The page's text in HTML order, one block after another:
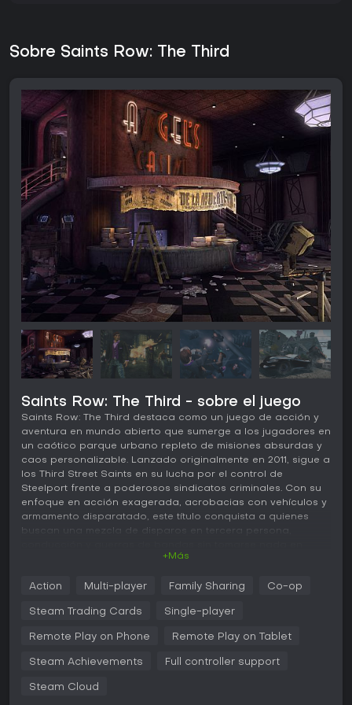
Sobre Saints Row: The Third
Saints Row: The Third - sobre el juego
Saints Row: The Third destaca como un juego de acción y
aventura en mundo abierto que sumerge a los jugadores en
un caótico parque urbano repleto de misiones absurdas y
caos personalizable. Lanzado originalmente en 2011, sigue a
los Third Street Saints en su lucha por el control de
Steelport frente a poderosos sindicatos criminales. Con su
enfoque en acción exagerada, acrobacias con vehículos y
armamento disparatado, este título conquista a quienes
buscan una mezcla de disparos en tercera persona,
Jugabilidad
En Saints Row: The Third, las mecánicas principales giran en
guerras por territorios y cumplir misiones que suben de
personalizable al frente de los Saints, con una rueda de
lanzacohetes y objetos atípicos como el bate dildo
+Más
Action Multi-player Family Sharing Co-op
Steam Trading Cards Single-player
Remote Play on Phone Remote Play on Tablet
Steam Achievements Full controller support
Steam Cloud